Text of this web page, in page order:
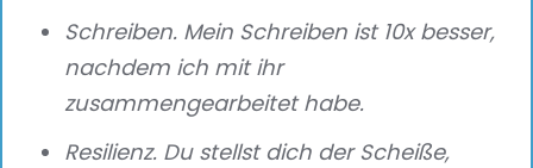
Schreiben. Mein Schreiben ist 10x besser,
nachdem ich mit ihr
zusammengearbeitet habe.
Resilienz. Du stellst dich der Scheiße,